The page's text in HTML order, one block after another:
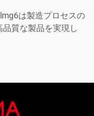
は製造プロセスの
質な製品を実現し